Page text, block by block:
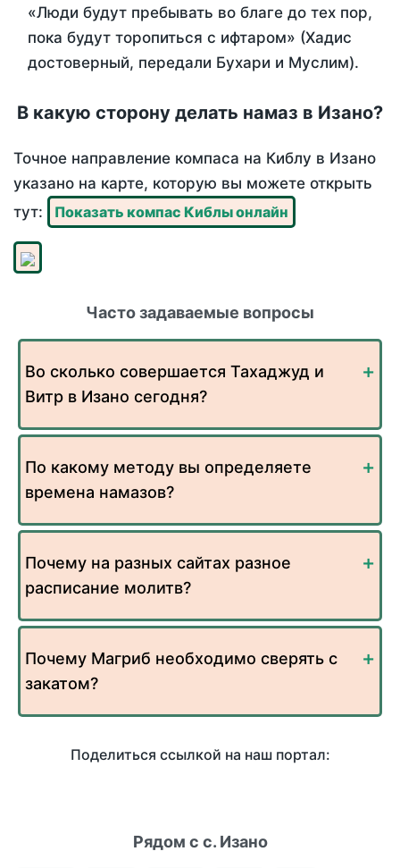
«Люди будут пребывать во благе до тех пор,
пока будут торопиться с ифтаром» (Хадис
достоверный, передали Бухари и Муслим).
В какую сторону делать намаз в Изано?
Точное направление компаса на Киблу в Изано
указано на карте, которую вы можете открыть
тут:
Показать компас Киблы онлайн
Часто задаваемые вопросы
Во сколько совершается Тахаджуд и
Витр в Изано сегодня?
По какому методу вы определяете
времена намазов?
Почему на разных сайтах разное
расписание молитв?
Почему Магриб необходимо сверять с
закатом?
Поделиться ссылкой на наш портал:
Рядом с с. Изано